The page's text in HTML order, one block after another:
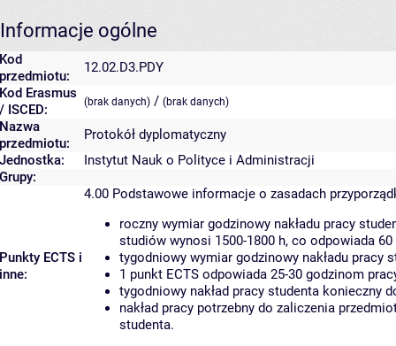
Informacje ogólne
Kod
przedmiotu:
12.02.D3.PDY
Kod Erasmus
/ ISCED:
(brak danych) / (brak danych)
Nazwa
przedmiotu:
Protokół dyplomatyczny
Jednostka:
Instytut Nauk o Polityce i Administracji
Grupy:
Punkty ECTS i
inne:
4.00 Podstawowe informacje o zasadach
roczny wymiar godzinowy nakładu pracy
studiów wynosi 1500-1800 h, co odpowiada 60
tygodniowy wymiar godzinowy nakładu pracy
1 punkt ECTS odpowiada 25-30 godzinom
tygodniowy nakład pracy studenta konieczny
nakład pracy potrzebny do zaliczenia
studenta.